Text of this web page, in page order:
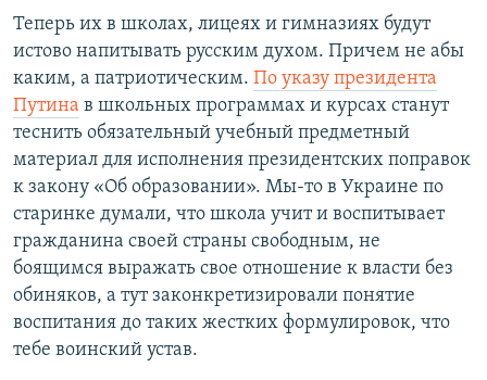
Теперь их в школах, лицеях и гимназиях будут
истово напитывать русским духом. Причем не абы
каким, а патриотическим. По указу президента
Путина в школьных программах и курсах станут
теснить обязательный учебный предметный
материал для исполнения президентских поправок
к закону «Об образовании». Мы-то в Украине по
старинке думали, что школа учит и воспитывает
гражданина своей страны свободным, не
боящимся выражать свое отношение к власти без
обиняков, а тут законкретизировали понятие
воспитания до таких жестких формулировок, что
тебе воинский устав.